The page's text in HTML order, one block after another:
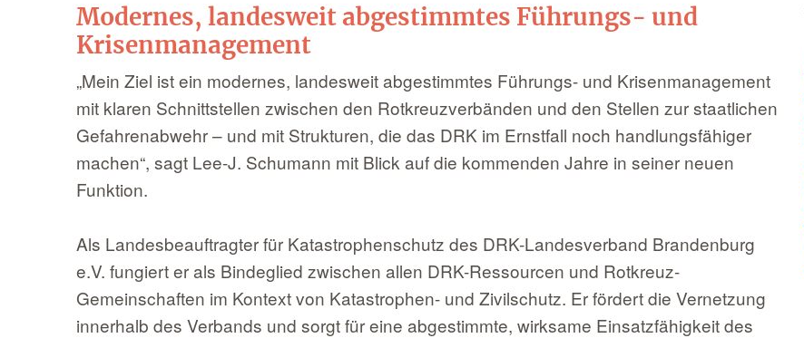
Modernes, landesweit abgestimmtes Führungs- und
Krisenmanagement
„Mein Ziel ist ein modernes, landesweit abgestimmtes Führungs- und Krisenmanagement
mit klaren Schnittstellen zwischen den Rotkreuzverbänden und den Stellen zur staatlichen
Gefahrenabwehr – und mit Strukturen, die das DRK im Ernstfall noch handlungsfähiger
machen“, sagt Lee-J. Schumann mit Blick auf die kommenden Jahre in seiner neuen
Funktion.
Als Landesbeauftragter für Katastrophenschutz des DRK-Landesverband Brandenburg
e.V. fungiert er als Bindeglied zwischen allen DRK-Ressourcen und Rotkreuz-
Gemeinschaften im Kontext von Katastrophen- und Zivilschutz. Er fördert die Vernetzung
innerhalb des Verbands und sorgt für eine abgestimmte, wirksame Einsatzfähigkeit des